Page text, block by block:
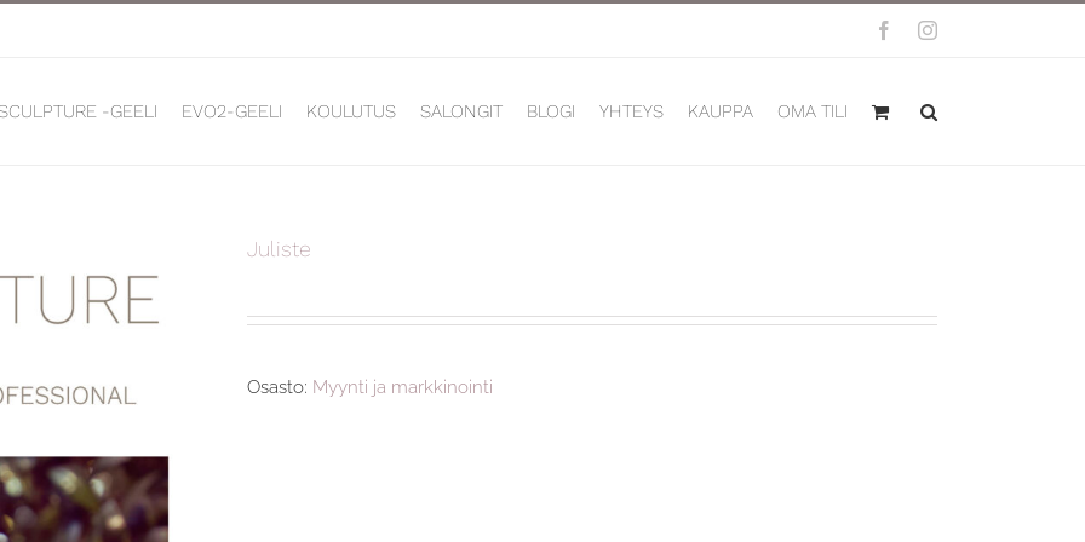
FacebookInstagram
-GEELI EVO2-GEELI KOULUTUS SALONGIT BLOGI YHTEYS KAUPPA OMA TILI
Juliste
Osasto: Myynti ja markkinointi